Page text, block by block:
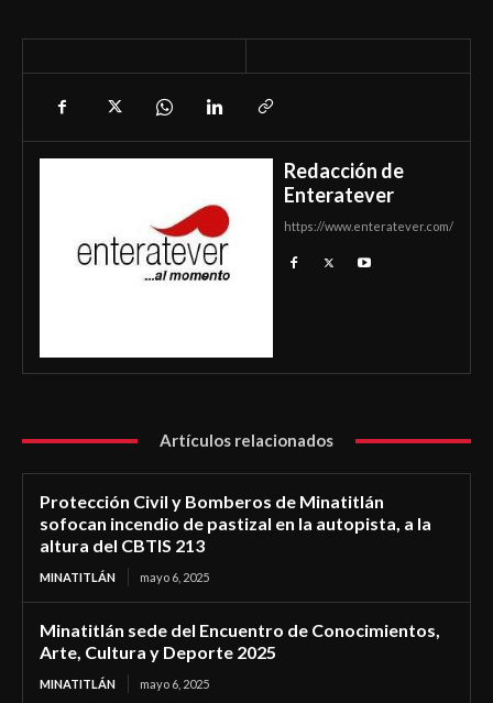
Redacción de
Enteratever
https://www.enteratever.com/
Artículos relacionados
Protección Civil y Bomberos de Minatitlán
sofocan incendio de pastizal en la autopista, a la
altura del CBTIS 213
MINATITLÁN mayo 6, 2025
Minatitlán sede del Encuentro de Conocimientos,
Arte, Cultura y Deporte 2025
MINATITLÁN mayo 6, 2025